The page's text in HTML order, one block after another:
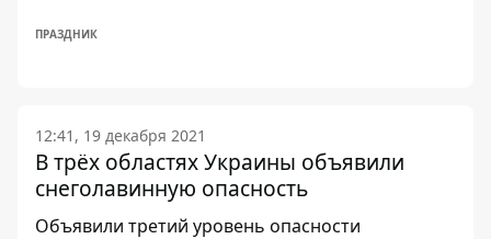
ПРАЗДНИК
12:41, 19 декабря 2021
В трёх областях Украины объявили
снеголавинную опасность
Объявили третий уровень опасности